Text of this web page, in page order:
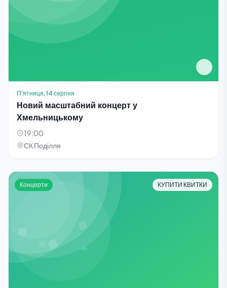
П'ятниця, 14 серпня
Новий масштабний концерт у
Хмельницькому
19:00
СК Поділля
Концерти КУПИТИ КВИТКИ